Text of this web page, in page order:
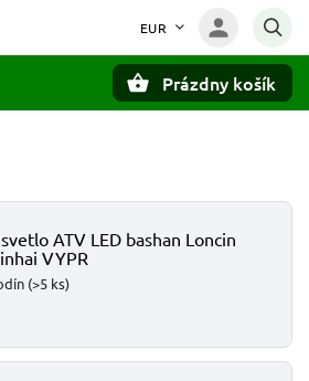
EUR
Prázdny košík
ATV LED bashan Loncin
VYPR
(>5 ks)